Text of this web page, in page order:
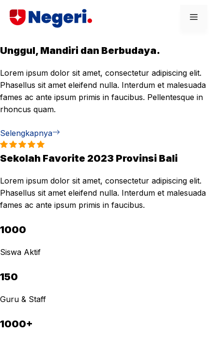
Unggul, Mandiri dan Berbudaya.
Lorem ipsum dolor sit amet, consectetur adipiscing elit.
Phasellus sit amet eleifend nulla. Interdum et malesuada
fames ac ante ipsum primis in faucibus. Pellentesque in
rhoncus quam.
Selengkapnya
Sekolah Favorite 2023 Provinsi Bali
Lorem ipsum dolor sit amet, consectetur adipiscing elit.
Phasellus sit amet eleifend nulla. Interdum et malesuada
fames ac ante ipsum primis in faucibus.
1000
Siswa Aktif
150
Guru & Staff
1000+